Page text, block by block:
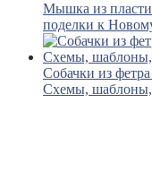
Мышка из
поделки к
Собачки из
Схемы, шаблоны,